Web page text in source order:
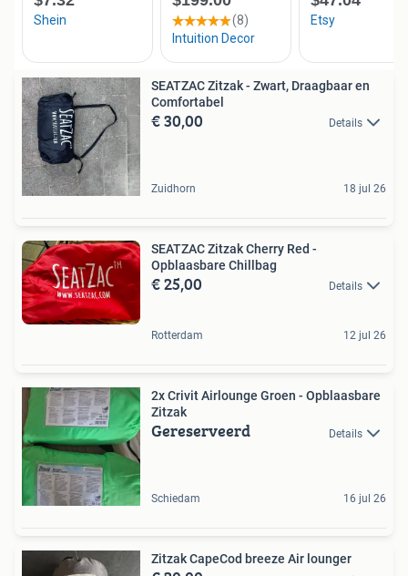
SEATZAC Zitzak - Zwart, Draagbaar en
Comfortabel
€ 30,00 Details
Zuidhorn 18 jul 26
SEATZAC Zitzak Cherry Red -
Opblaasbare Chillbag
€ 25,00 Details
Rotterdam 12 jul 26
2x Crivit Airlounge Groen - Opblaasbare
Zitzak
Gereserveerd Details
Schiedam 16 jul 26
Zitzak CapeCod breeze Air lounger